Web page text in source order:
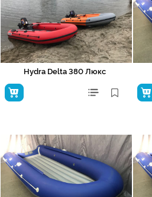
Hydra Delta 380 Люкс